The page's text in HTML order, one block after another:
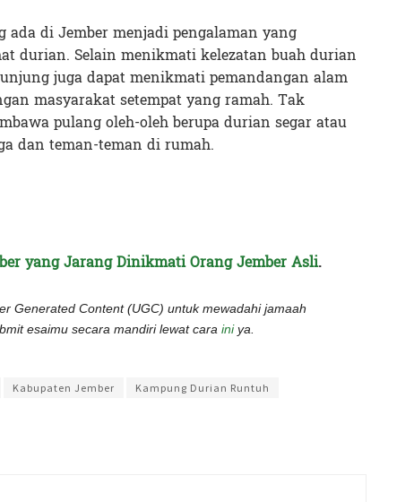
di Jember menjadi pengalaman yang
durian. Selain menikmati kelezatan buah durian
juga dapat menikmati pemandangan alam
masyarakat setempat yang ramah. Tak
pulang oleh-oleh berupa durian segar atau
dan teman-teman di rumah.
yang Jarang Dinikmati Orang Jember Asli.
Generated Content (UGC) untuk mewadahi jamaah
esaimu secara mandiri lewat cara iniya.
Kabupaten Jember Kampung Durian Runtuh